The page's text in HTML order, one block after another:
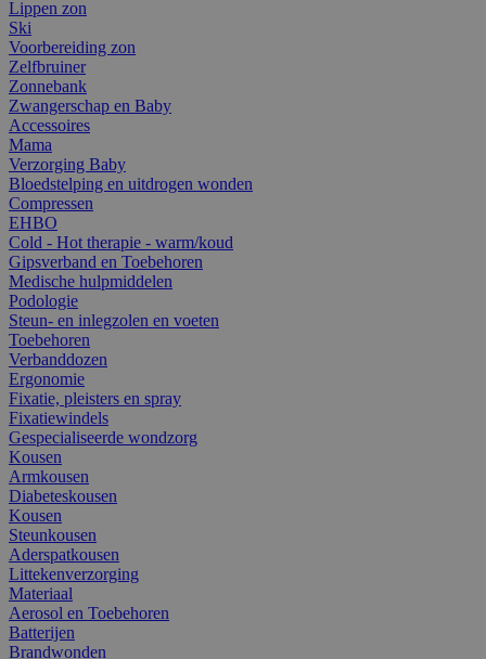
Lippen zon
Ski
Voorbereiding zon
Zelfbruiner
Zonnebank
Zwangerschap en Baby
Accessoires
Mama
Verzorging Baby
Bloedstelping en uitdrogen wonden
Compressen
EHBO
Cold - Hot therapie - warm/koud
Gipsverband en Toebehoren
Medische hulpmiddelen
Podologie
Steun- en inlegzolen en voeten
Toebehoren
Verbanddozen
Ergonomie
Fixatie, pleisters en spray
Fixatiewindels
Gespecialiseerde wondzorg
Kousen
Armkousen
Diabeteskousen
Kousen
Steunkousen
Aderspatkousen
Littekenverzorging
Materiaal
Aerosol en Toebehoren
Batterijen
Brandwonden